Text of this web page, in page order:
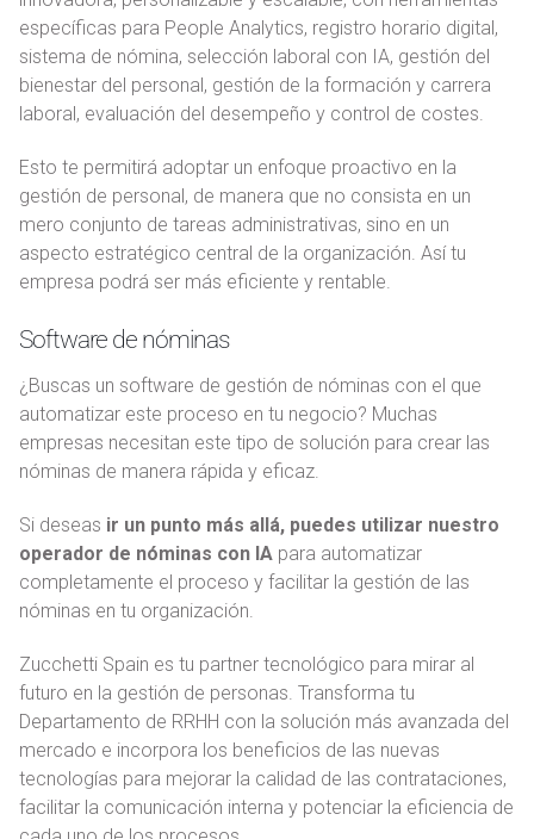
específicas para People Analytics, registro horario digital,
sistema de nómina, selección laboral con IA, gestión del
bienestar del personal, gestión de la formación y carrera
laboral, evaluación del desempeño y control de costes.
Esto te permitirá adoptar un enfoque proactivo en la
gestión de personal, de manera que no consista en un
mero conjunto de tareas administrativas, sino en un
aspecto estratégico central de la organización. Así tu
empresa podrá ser más eficiente y rentable.
Software de nóminas
¿Buscas un software de gestión de nóminas con el que
automatizar este proceso en tu negocio? Muchas
empresas necesitan este tipo de solución para crear las
nóminas de manera rápida y eficaz.
Si deseas ir un punto más allá, puedes utilizar nuestro
operador de nóminas con IA para automatizar
completamente el proceso y facilitar la gestión de las
nóminas en tu organización.
Zucchetti Spain es tu partner tecnológico para mirar al
futuro en la gestión de personas. Transforma tu
Departamento de RRHH con la solución más avanzada del
mercado e incorpora los beneficios de las nuevas
tecnologías para mejorar la calidad de las contrataciones,
facilitar la comunicación interna y potenciar la eficiencia de